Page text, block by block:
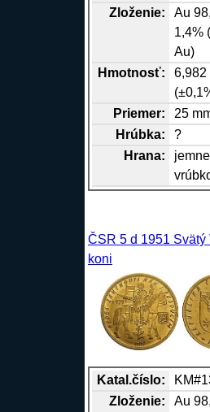
Zloženie:
Au
1,4%
Au)
Hmotnosť:
6,982
Priemer:
25
Hrúbka:
?
Hrana:
jemne
ČSR 5 d 1951 Svätý
koni
Katal.číslo:
Zloženie:
Au